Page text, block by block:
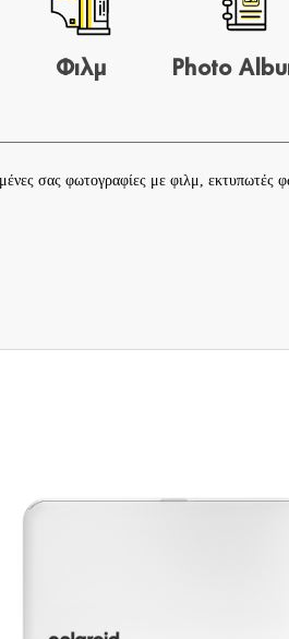
Φιλμ Photo
σας φωτογραφίες με φιλμ εκτυπωτές